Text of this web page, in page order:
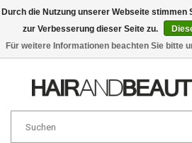
Durch die Nutzung unserer Webseite stimmen
zur Verbesserung dieser Seite zu.
Für weitere Informationen beachten Sie bitte